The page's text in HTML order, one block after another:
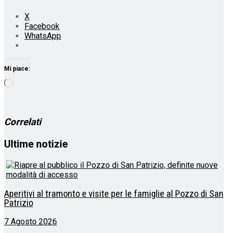
X
Facebook
WhatsApp
Mi piace:
Correlati
Ultime notizie
Aperitivi al tramonto e visite per le famiglie al Pozzo di San
Patrizio
7 Agosto 2026